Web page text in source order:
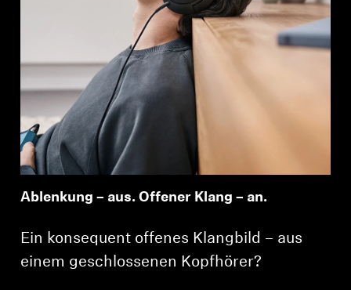
Ablenkung – aus. Offener Klang – an.
Ein konsequent offenes Klangbild – aus
einem geschlossenen Kopfhörer?